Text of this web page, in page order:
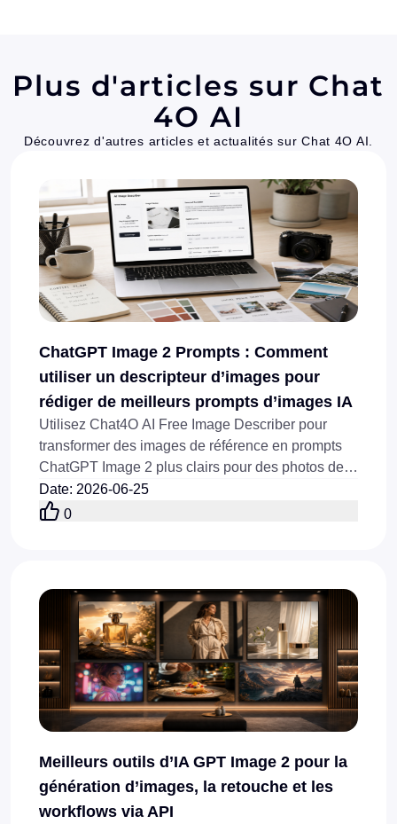
Plus d'articles sur Chat
4O AI
Découvrez d'autres articles et actualités sur Chat 4O AI.
ChatGPT Image 2 Prompts : Comment
utiliser un descripteur d’images pour
rédiger de meilleurs prompts d’images IA
Utilisez Chat4O AI Free Image Describer pour
transformer des images de référence en prompts
ChatGPT Image 2 plus clairs pour des photos de
produits, des publicités, des miniatures, des
affiches et des couvertures de blog.
Date: 2026-06-25
0
Meilleurs outils d’IA GPT Image 2 pour la
génération d’images, la retouche et les
workflows via API